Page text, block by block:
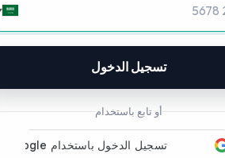
تسجيل الدخول
أو تابع باستخدام